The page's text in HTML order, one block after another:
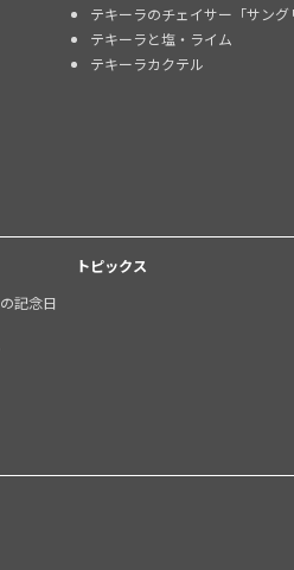
テキーラのチェイサー「サング
テキーラと塩・ライム
テキーラカクテル
記念日
トピックス